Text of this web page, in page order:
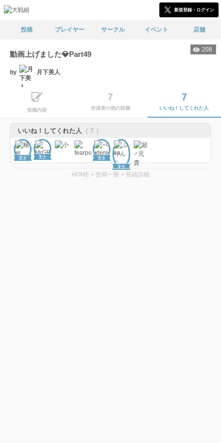
新規登録・ログイン
投稿 プレイヤー サークル イベント 店舗
208
動画上げました💎Part49
by 月下美人
投稿内容
7
作成者の他の投稿
7
いいね！してくれた人
いいね！してくれた人 （ 7 ）
文士 文士 文士
文士
HOME > 投稿一覧 > 投稿詳細